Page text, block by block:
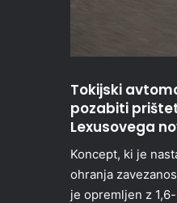
Tokijski
pozabiti
Lexusovega
Koncept, ki je
ohranja
je opremljen z